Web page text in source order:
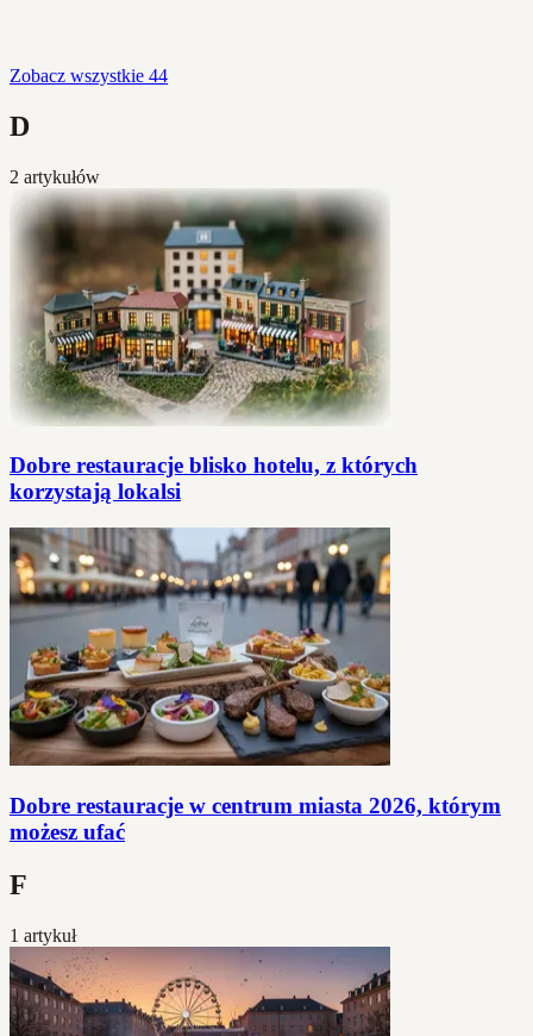
Zobacz wszystkie 44
D
2 artykułów
Dobre restauracje blisko hotelu, z których
korzystają lokalsi
Dobre restauracje w centrum miasta 2026, którym
możesz ufać
F
1 artykuł